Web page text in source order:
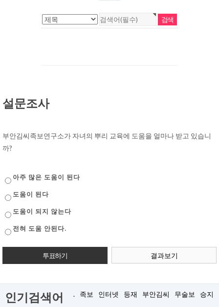
설문조사
부안김씨족보연구소가 자녀의 뿌리 교육에 도움을 얼마나 받고 있습니
까?
아주 많은 도움이 된다
도움이 된다
도움이 되지 않는다
전혀 도움 안된다.
결과보기
인기검색어 . 족보 인터넷 등재 부안김씨 무술보 승지